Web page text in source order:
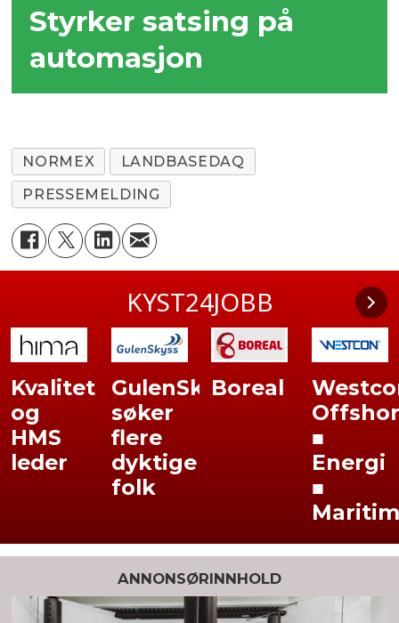
Styrker satsing på
automasjon
NORMEX
LANDBASEDAQ
PRESSEMELDING
KYST24JOBB
Kvalitet
og
HMS
leder
GulenSkyss
søker
flere
dyktige
folk
Boreal
■
Energi
■
Maritim
ANNONSØRINNHOLD